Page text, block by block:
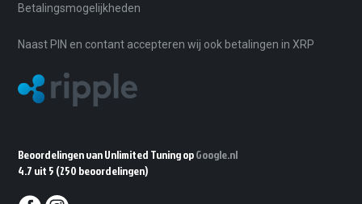
Betalingsmogelijkheden
Naast PIN en contant accepteren wij ook betalingen in XRP
Beoordelingen van Unlimited Tuning opGoogle.nl
4.7 uit 5 (250 beoordelingen)